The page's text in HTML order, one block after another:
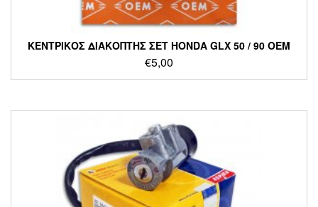
ΚΕΝΤΡΙΚΟΣ ΔΙΑΚΟΠΤΗΣ ΣΕΤ HONDA GLX 50 / 90 ΟΕΜ
€5,00